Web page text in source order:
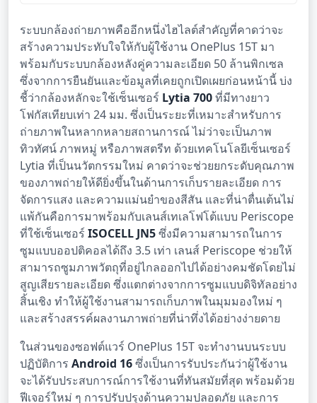
ระบบกล้องถ่ายภาพคืออีกหนึ่งไฮไลต์สำคัญที่คาดว่าจะ
สร้างความประทับใจให้กับผู้ใช้งาน OnePlus 15T มา
พร้อมกับระบบกล้องหลังคู่ความละเอียด 50 ล้านพิกเซล
ซึ่งจากการยืนยันและข้อมูลที่เคยถูกเปิดเผยก่อนหน้านี้ บ่ง
ชี้ว่ากล้องหลักจะใช้เซ็นเซอร์ Lytia 700ที่มีทางยาว
โฟกัสเทียบเท่า 24 มม. ซึ่งเป็นระยะที่เหมาะสำหรับการ
ถ่ายภาพในหลากหลายสถานการณ์ ไม่ว่าจะเป็นภาพ
ทิวทัศน์ ภาพหมู่ หรือภาพสตรีท ด้วยเทคโนโลยีเซ็นเซอร์
Lytia ที่เป็นนวัตกรรมใหม่ คาดว่าจะช่วยยกระดับคุณภาพ
ของภาพถ่ายให้ดียิ่งขึ้นในด้านการเก็บรายละเอียด การ
จัดการแสง และความแม่นยำของสีสัน และที่น่าตื่นเต้นไม่
แพ้กันคือการมาพร้อมกับเลนส์เทเลโฟโต้แบบ Periscope
ที่ใช้เซ็นเซอร์ ISOCELL JN5ซึ่งมีความสามารถในการ
ซูมแบบออปติคอลได้ถึง 3.5 เท่า เลนส์ Periscope ช่วยให้
สามารถซูมภาพวัตถุที่อยู่ไกลออกไปได้อย่างคมชัดโดยไม่
สูญเสียรายละเอียด ซึ่งแตกต่างจากการซูมแบบดิจิทัลอย่าง
สิ้นเชิง ทำให้ผู้ใช้งานสามารถเก็บภาพในมุมมองใหม่ ๆ
และสร้างสรรค์ผลงานภาพถ่ายที่น่าทึ่งได้อย่างง่ายดาย
ในส่วนของซอฟต์แวร์ OnePlus 15T จะทำงานบนระบบ
ปฏิบัติการ Android 16ซึ่งเป็นการรับประกันว่าผู้ใช้งาน
จะได้รับประสบการณ์การใช้งานที่ทันสมัยที่สุด พร้อมด้วย
ฟีเจอร์ใหม่ ๆ การปรับปรุงด้านความปลอดภัย และการ